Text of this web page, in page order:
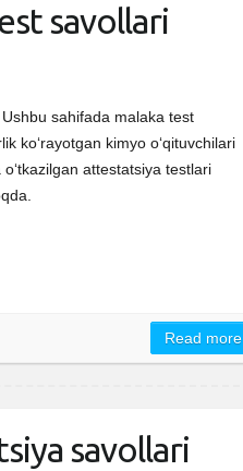
savollari
Ushbu sahifada malaka test
ko‘rayotgan kimyo o‘qituvchilari
o‘tkazilgan attestatsiya testlari
Read more
savollari